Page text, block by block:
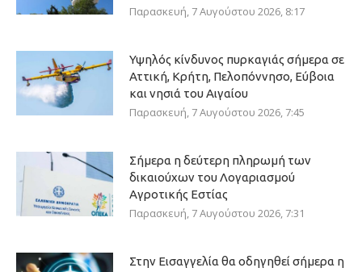
Παρασκευή, 7 Αυγούστου 2026, 8:17
Υψηλός κίνδυνος πυρκαγιάς σήμερα σε
Αττική, Κρήτη, Πελοπόννησο, Εύβοια
και νησιά του Αιγαίου
Παρασκευή, 7 Αυγούστου 2026, 7:45
Σήμερα η δεύτερη πληρωμή των
δικαιούχων του Λογαριασμού
Αγροτικής Εστίας
Παρασκευή, 7 Αυγούστου 2026, 7:31
Στην Εισαγγελία θα οδηγηθεί σήμερα η